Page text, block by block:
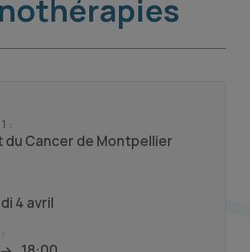
:
Cancer de Montpellier
4 avril